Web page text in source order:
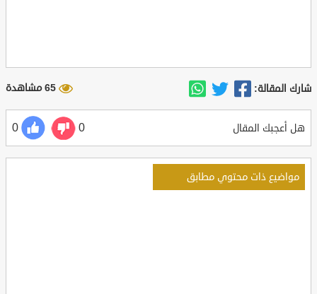
شارك المقالة: 65 مشاهدة
هل أعجبك المقال 0
0
مواضيع ذات محتوي مطابق